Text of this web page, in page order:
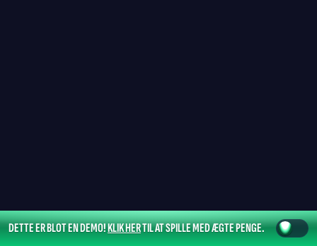
DETTE ER BLOT EN DEMO!KLIK HERTIL AT SPILLE MED ÆGTE PENGE.